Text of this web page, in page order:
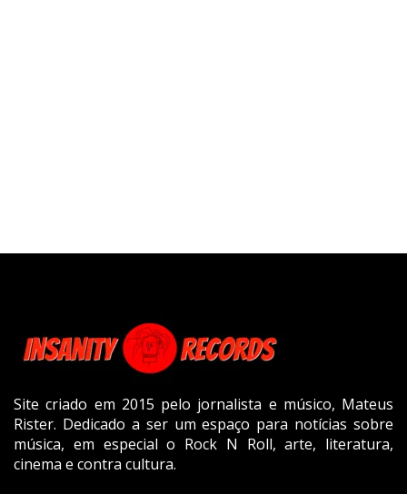
Site criado em 2015 pelo jornalista e músico, Mateus
Rister. Dedicado a ser um espaço para notícias sobre
música, em especial o Rock N Roll, arte, literatura,
cinema e contra cultura.